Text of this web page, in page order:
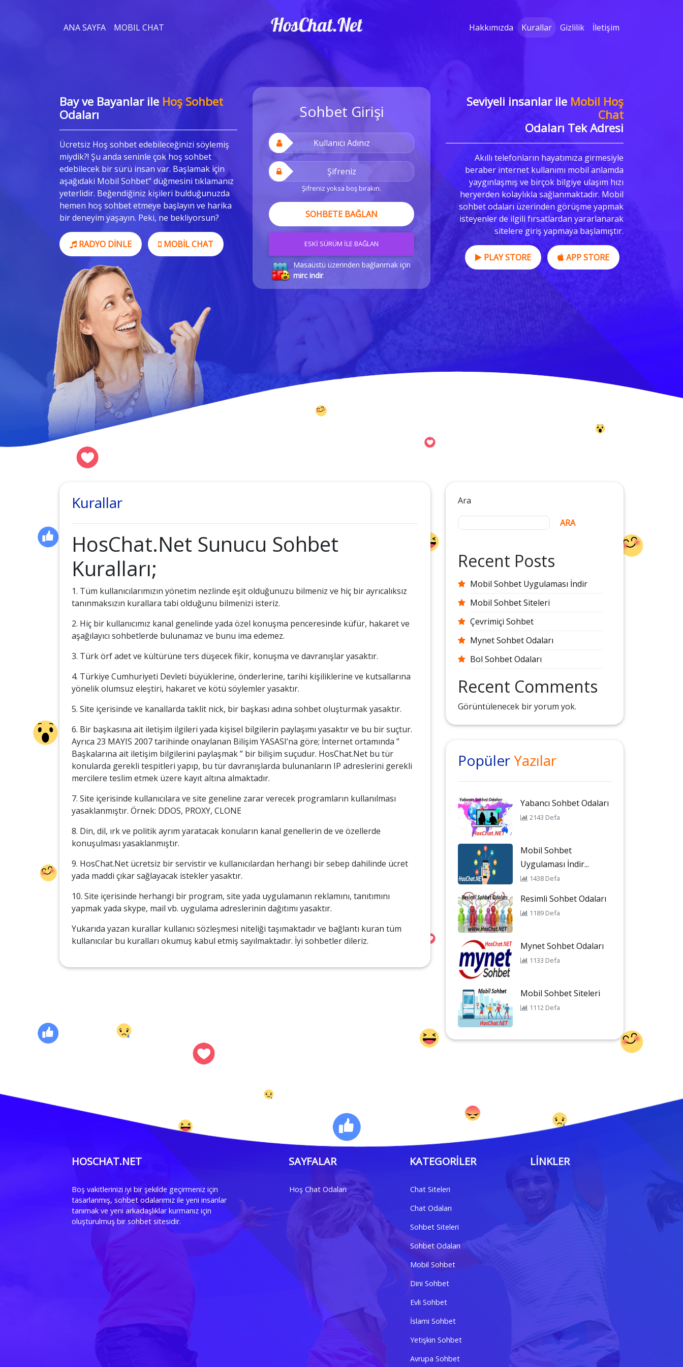
ANA SAYFA MOBIL CHAT Hakkımızda Kurallar Gizlilik İletişim
Bay ve Bayanlar ile Hoş Sohbet
Odaları
Ücretsiz Hoş sohbet edebileceğinizi söylemiş
miydik?! Şu anda seninle çok hoş sohbet
edebilecek bir sürü insan var. Başlamak için
aşağıdaki Mobil Sohbet" düğmesini tıklamanız
yeterlidir. Beğendiğiniz kişileri bulduğunuzda
hemen hoş sohbet etmeye başlayın ve harika
bir deneyim yaşayın. Peki, ne bekliyorsun?
RADYO DINLE MOBIL CHAT
Sohbet Girişi
Şifreniz yoksa boş bırakın.
SOHBETE BAĞLAN
ESKİ SÜRÜM İLE BAĞLAN
Masaüstü üzerinden bağlanmak için
mirc indir.
Seviyeli insanlar ile Mobil Hoş
Chat
Odaları Tek Adresi
Akıllı telefonların hayatımıza girmesiyle
beraber internet kullanımı mobil anlamda
yaygınlaşmış ve birçok bilgiye ulaşım hızı
heryerden kolaylıkla sağlanmaktadır. Mobil
sohbet odaları üzerinden görüşme yapmak
isteyenler de ilgili fırsatlardan yararlanarak
sitelere giriş yapmaya başlamıştır.
PLAY STORE APP STORE
Kurallar
HosChat.Net Sunucu Sohbet
Kuralları;
1. Tüm kullanıcılarımızın yönetim nezlinde eşit olduğunuzu bilmeniz ve hiç bir ayrıcalıksız
tanınmaksızın kurallara tabi olduğunu bilmenizi isteriz.
2. Hiç bir kullanıcımız kanal genelinde yada özel konuşma penceresinde küfür, hakaret ve
aşağılayıcı sohbetlerde bulunamaz ve bunu ima edemez.
3. Türk örf adet ve kültürüne ters düşecek fikir, konuşma ve davranışlar yasaktır.
4. Türkiye Cumhuriyeti Devleti büyüklerine, önderlerine, tarihi kişiliklerine ve kutsallarına
yönelik olumsuz eleştiri, hakaret ve kötü söylemler yasaktır.
5. Site içerisinde ve kanallarda taklit nick, bir başkası adına sohbet oluşturmak yasaktır.
6. Bir başkasına ait iletişim ilgileri yada kişisel bilgilerin paylaşımı yasaktır ve bu bir suçtur.
Ayrıca 23 MAYIS 2007 tarihinde onaylanan Bilişim YASASI’na göre; İnternet ortamında ”
Başkalarına ait iletişim bilgilerini paylaşmak ” bir bilişim suçudur. HosChat.Net bu tür
konularda gerekli tespitleri yapıp, bu tür davranışlarda bulunanların IP adreslerini gerekli
mercilere teslim etmek üzere kayıt altına almaktadır.
7. Site içerisinde kullanıcılara ve site geneline zarar verecek programların kullanılması
yasaklanmıştır. Örnek: DDOS, PROXY, CLONE
8. Din, dil, ırk ve politik ayrım yaratacak konuların kanal genellerin de ve özellerde
konuşulması yasaklanmıştır.
9. HosChat.Net ücretsiz bir servistir ve kullanıcılardan herhangi bir sebep dahilinde ücret
yada maddi çıkar sağlayacak istekler yasaktır.
10. Site içerisinde herhangi bir program, site yada uygulamanın reklamını, tanıtımını
yapmak yada skype, mail vb. uygulama adreslerinin dağıtımı yasaktır.
Yukarıda yazan kurallar kullanıcı sözleşmesi niteliği taşımaktadır ve bağlantı kuran tüm
kullanıcılar bu kuralları okumuş kabul etmiş sayılmaktadır. İyi sohbetler dileriz.
Ara
ARA
Recent Posts
Mobil Sohbet Uygulaması İndir
Mobil Sohbet Siteleri
Çevrimiçi Sohbet
Mynet Sohbet Odaları
Bol Sohbet Odaları
Recent Comments
Görüntülenecek bir yorum yok.
PopülerYazılar
Yabancı Sohbet Odaları
2143 Defa
Mobil Sohbet
Uygulaması İndir...
1438 Defa
Resimli Sohbet Odaları
1189 Defa
Mynet Sohbet Odaları
1133 Defa
Mobil Sohbet Siteleri
1112 Defa
HOSCHAT.NET
Boş vakitlerinizi iyi bir şekilde geçirmeniz için
tasarlanmış, sohbet odalarımız ile yeni insanlar
tanımak ve yeni arkadaşlıklar kurmanız için
oluşturulmuş bir sohbet sitesidir.
SAYFALAR
Hoş Chat Odaları
KATEGORILER
Chat Siteleri
Chat Odaları
Sohbet Siteleri
Sohbet Odaları
Mobil Sohbet
Dini Sohbet
Evli Sohbet
İslami Sohbet
Yetişkin Sohbet
Avrupa Sohbet
LINKLER